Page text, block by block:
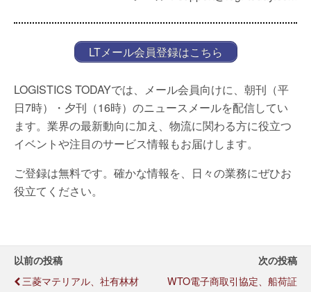
LTメール会員登録はこちら
LOGISTICS TODAYでは、メール会員向けに、朝刊（平
日7時）・夕刊（16時）のニュースメールを配信してい
ます。業界の最新動向に加え、物流に関わる方に役立つ
イベントや注目のサービス情報もお届けします。
ご登録は無料です。確かな情報を、日々の業務にぜひお
役立てください。
以前の投稿
三菱マテリアル、社有林材
次の投稿
WTO電子商取引協定、船荷証